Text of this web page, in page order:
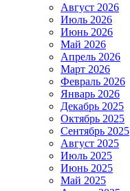
Август 2026
Июль 2026
Июнь 2026
Май 2026
Апрель 2026
Март 2026
Февраль 2026
Январь 2026
Декабрь 2025
Октябрь 2025
Сентябрь 2025
Август 2025
Июль 2025
Июнь 2025
Май 2025